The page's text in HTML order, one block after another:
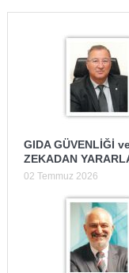
GIDA GÜVENLİĞİ
ZEKADAN
02 Temmuz 2026